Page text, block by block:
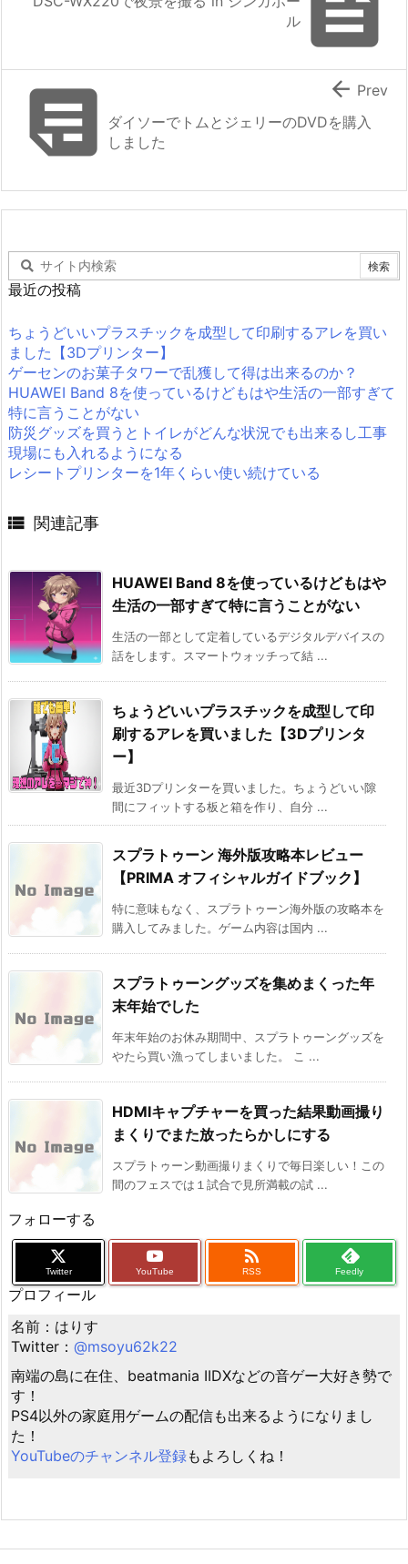
ル

ダイソーでトムとジェリーのDVDを購入
しました
 Prev
最近の投稿
ちょうどいいプラスチックを成型して印刷するアレを買い
ました【3Dプリンター】
ゲーセンのお菓子タワーで乱獲して得は出来るのか？
HUAWEI Band 8を使っているけどもはや生活の一部すぎて
特に言うことがない
防災グッズを買うとトイレがどんな状況でも出来るし工事
現場にも入れるようになる
レシートプリンターを1年くらい使い続けている
 関連記事
HUAWEI Band 8を使っているけどもはや
生活の一部すぎて特に言うことがない
生活の一部として定着しているデジタルデバイスの
話をします。スマートウォッチって結 ...
ちょうどいいプラスチックを成型して印
刷するアレを買いました【3Dプリンタ
ー】
最近3Dプリンターを買いました。ちょうどいい隙
間にフィットする板と箱を作り、自分 ...
スプラトゥーン 海外版攻略本レビュー
【PRIMA オフィシャルガイドブック】
特に意味もなく、スプラトゥーン海外版の攻略本を
購入してみました。ゲーム内容は国内 ...
スプラトゥーングッズを集めまくった年
末年始でした
年末年始のお休み期間中、スプラトゥーングッズを
やたら買い漁ってしまいました。 こ ...
HDMIキャプチャーを買った結果動画撮り
まくりでまた放ったらかしにする
スプラトゥーン動画撮りまくりで毎日楽しい！この
間のフェスでは１試合で見所満載の試 ...
フォローする
Twitter YouTube

RSS Feedly
プロフィール
名前：はりす
Twitter： @msoyu62k22
南端の島に在住、beatmania IIDXなどの音ゲー大好き勢で
す！
PS4以外の家庭用ゲームの配信も出来るようになりまし
た！
YouTubeのチャンネル登録もよろしくね！